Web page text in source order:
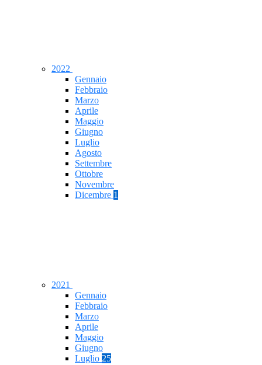
2022
Gennaio
Febbraio
Marzo
Aprile
Maggio
Giugno
Luglio
Agosto
Settembre
Ottobre
Novembre
Dicembre 1
2021
Gennaio
Febbraio
Marzo
Aprile
Maggio
Giugno
Luglio 25